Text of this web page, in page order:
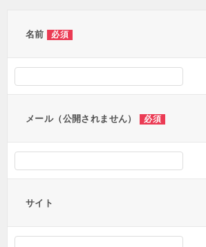
名前 必須
メール（公開されません） 必須
サイト